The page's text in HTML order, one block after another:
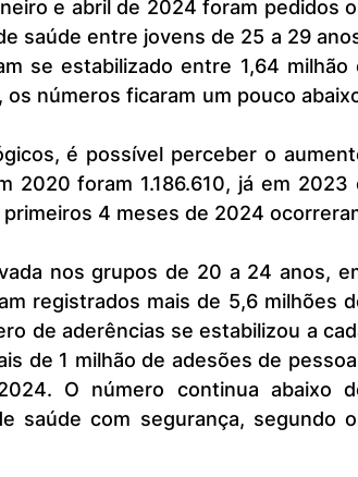
saúde entre jovens de 25 a 29
se estabilizado entre 1,64 milhão
os números ficaram um pouco
2020 foram 1.186.610, já em 2023
4 meses de 2024
registrados mais de 5,6 milhões
de aderências se estabilizou a
de 1 milhão de adesões de
O número continua abaixo
saúde com segurança, segundo